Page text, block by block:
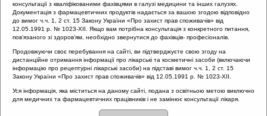
Головна
Проведені заходи
Раціональне лікування vs. Раціональна АБ терапія (Київ,
30.11.19)
Раціональне лікування vs.
Раціональна АБ терапія (Київ,
30.11.19)::Алергічний риніт
консультації з кваліфікованими фахівцями в галузі медицини та інших галузях.
Документація з фармацевтичних продуктів надається за вашою згодою відповідно
до вимог ч.ч. 1, 2 ст. 15 Закону України «Про захист прав споживачів» від
12.05.1991 р. № 1023-XII. Якщо вам потрібна консультація з конкретного питання,
пов’язаного зі здоров’ям, необхідно звернутися до фахівців- професіоналів.
Продовжуючи своє перебування на сайті, ви підтверджуєте свою згоду на
дистанційне отримання інформації про лікарські та косметичні засоби (включаючи
інформацію про рецептурні лікарські засоби) на підставі вимог ч.ч. 1, 2 ст. 15
Закону України «Про захист прав споживачів» від 12.05.1991 р. № 1023-XII.
Уся інформація, яка міститься на даному сайті, подана з освітньою метою виключно
для медичних та фармацевтичних працівників і не замінює консультації лікаря.